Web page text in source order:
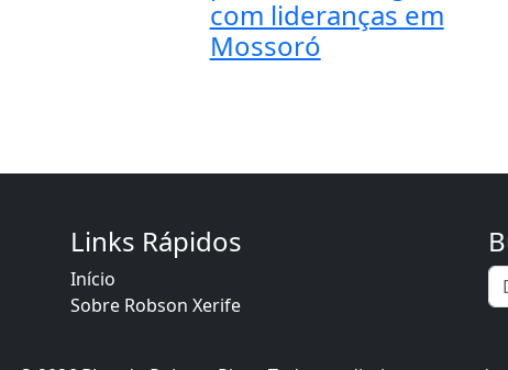
com lideranças em
Mossoró
Links Rápidos
Início
Sobre Robson Xerife